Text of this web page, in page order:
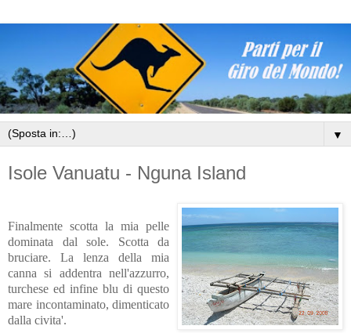
▼
Isole Vanuatu - Nguna Island
Finalmente scotta la mia pelle
dominata dal sole. Scotta da
bruciare. La lenza della mia
canna si addentra nell'azzurro,
turchese ed infine blu di questo
mare incontaminato, dimenticato
dalla civita'.